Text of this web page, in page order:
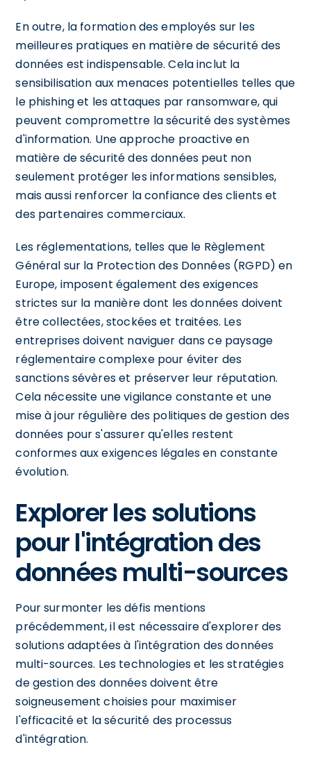
En outre, la formation des employés sur les
meilleures pratiques en matière de sécurité des
données est indispensable. Cela inclut la
sensibilisation aux menaces potentielles telles que
le phishing et les attaques par ransomware, qui
peuvent compromettre la sécurité des systèmes
d'information. Une approche proactive en
matière de sécurité des données peut non
seulement protéger les informations sensibles,
mais aussi renforcer la confiance des clients et
des partenaires commerciaux.
Les réglementations, telles que le Règlement
Général sur la Protection des Données (RGPD) en
Europe, imposent également des exigences
strictes sur la manière dont les données doivent
être collectées, stockées et traitées. Les
entreprises doivent naviguer dans ce paysage
réglementaire complexe pour éviter des
sanctions sévères et préserver leur réputation.
Cela nécessite une vigilance constante et une
mise à jour régulière des politiques de gestion des
données pour s'assurer qu'elles restent
conformes aux exigences légales en constante
évolution.
Explorer les solutions
pour l'intégration des
données multi-sources
Pour surmonter les défis mentions
précédemment, il est nécessaire d'explorer des
solutions adaptées à l'intégration des données
multi-sources. Les technologies et les stratégies
de gestion des données doivent être
soigneusement choisies pour maximiser
l'efficacité et la sécurité des processus
d'intégration.